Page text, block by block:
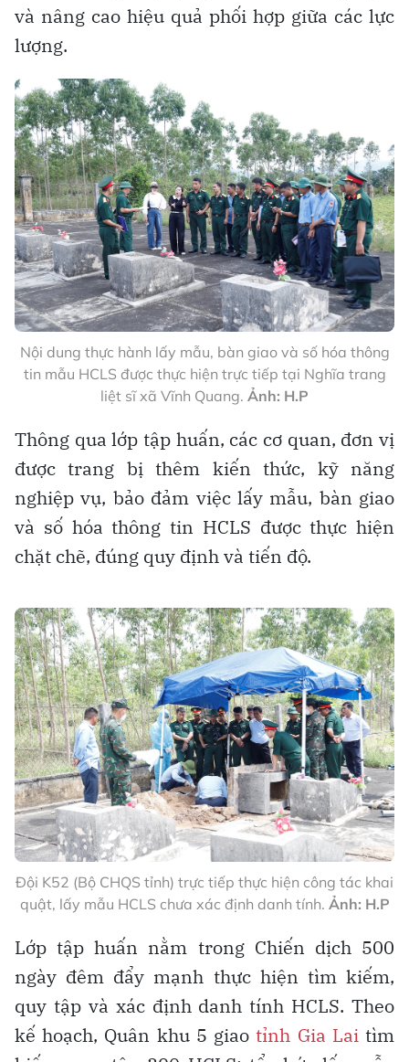
và nâng cao hiệu quả phối hợp giữa các lực
lượng.
Nội dung thực hành lấy mẫu, bàn giao và số hóa thông
tin mẫu HCLS được thực hiện trực tiếp tại Nghĩa trang
liệt sĩ xã Vĩnh Quang. Ảnh: H.P
Thông qua lớp tập huấn, các cơ quan, đơn vị
được trang bị thêm kiến thức, kỹ năng
nghiệp vụ, bảo đảm việc lấy mẫu, bàn giao
và số hóa thông tin HCLS được thực hiện
chặt chẽ, đúng quy định và tiến độ.
Đội K52 (Bộ CHQS tỉnh) trực tiếp thực hiện công tác khai
quật, lấy mẫu HCLS chưa xác định danh tính. Ảnh: H.P
Lớp tập huấn nằm trong Chiến dịch 500
ngày đêm đẩy mạnh thực hiện tìm kiếm,
quy tập và xác định danh tính HCLS. Theo
kế hoạch, Quân khu 5 giaotỉnh Gia Laitìm